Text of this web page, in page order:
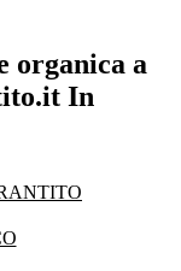
organica a
In